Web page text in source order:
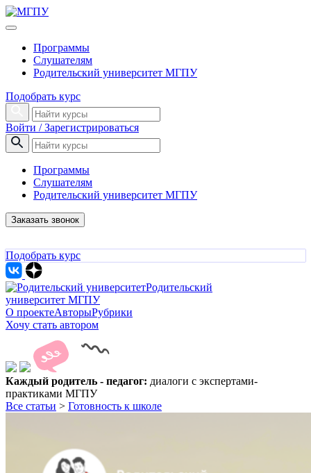
Программы
Слушателям
Родительский университет МГПУ
Подобрать курс
Войти / Зарегистрироваться
Программы
Слушателям
Родительский университет МГПУ
Заказать звонок
Подобрать курс
Родительский
университет МГПУ
О проектеАвторыРубрики
Хочу стать автором
Каждый родитель - педагог: диалоги с экспертами-
практиками МГПУ
Все статьи > Готовность к школе